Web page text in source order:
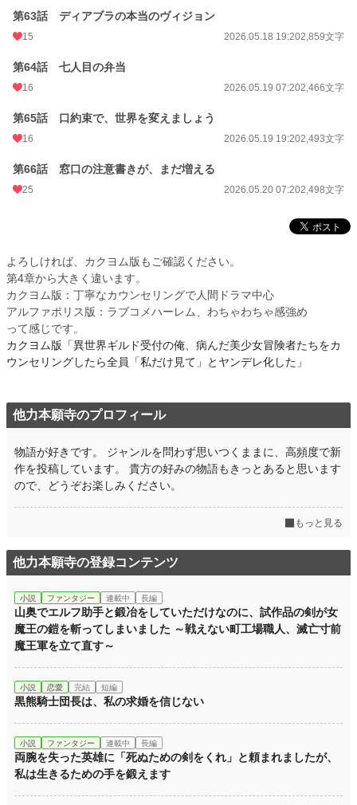
第63話 ディアブラの本当のヴィジョン
15 2026.05.18 19:202,859文字
第64話 七人目の弁当
16 2026.05.19 07:202,466文字
第65話 口約束で、世界を変えましょう
16 2026.05.19 19:202,493文字
第66話 窓口の注意書きが、まだ増える
25 2026.05.20 07:202,498文字
よろしければ、カクヨム版もご確認ください。
第4章から大きく違います。
カクヨム版：丁寧なカウンセリングで人間ドラマ中心
アルファポリス版：ラブコメハーレム、わちゃわちゃ感強め
って感じです。
カクヨム版「異世界ギルド受付の俺、病んだ美少女冒険者たちをカ
ウンセリングしたら全員「私だけ見て」とヤンデレ化した」
他力本願寺のプロフィール
物語が好きです。 ジャンルを問わず思いつくままに、高頻度で新
作を投稿しています。 貴方の好みの物語もきっとあると思います
ので、どうぞお楽しみください。
もっと見る
他力本願寺の登録コンテンツ
小説 ファンタジー 連載中 長編
山奥でエルフ助手と鍛冶をしていただけなのに、試作品の剣が女
魔王の鎧を斬ってしまいました ～戦えない町工場職人、滅亡寸前
魔王軍を立て直す～
小説 恋愛 完結 短編
黒熊騎士団長は、私の求婚を信じない
小説 ファンタジー 連載中 長編
両腕を失った英雄に「死ぬための剣をくれ」と頼まれましたが、
私は生きるための手を鍛えます